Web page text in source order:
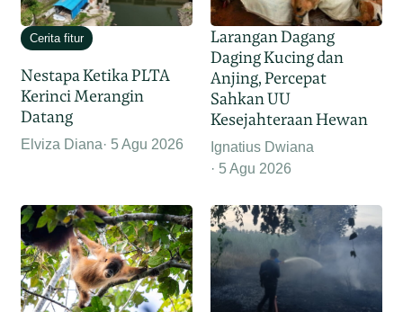
Cerita fitur
Nestapa Ketika PLTA
Kerinci Merangin
Datang
Elviza Diana 5 Agu 2026
Larangan Dagang
Daging Kucing dan
Anjing, Percepat
Sahkan UU
Kesejahteraan Hewan
Ignatius Dwiana
5 Agu 2026